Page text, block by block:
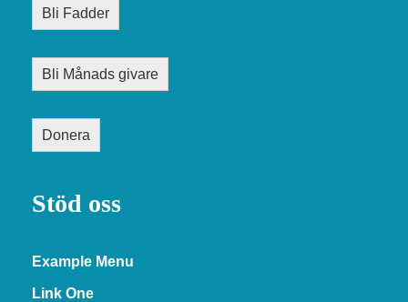
Bli Fadder
Bli Månads givare
Donera
Stöd oss
Example Menu
Link One